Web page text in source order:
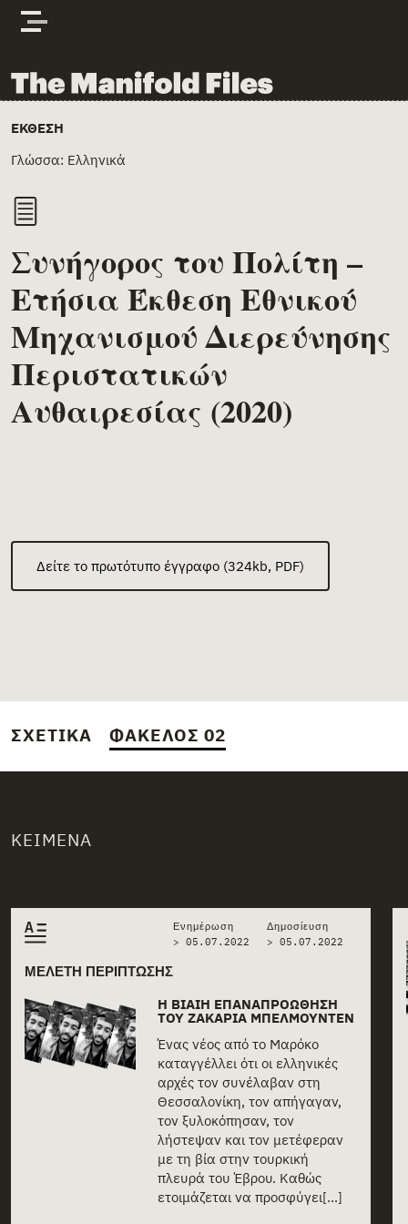
Skip to content
The Manifold Files
Main Page Content
ΕΚΘΕΣΗ
Γλώσσα: Ελληνικά
Συνήγορος του Πολίτη –
Ετήσια Έκθεση Εθνικού
Μηχανισμού Διερεύνησης
Περιστατικών
Αυθαιρεσίας (2020)
Δείτε το πρωτότυπο έγγραφο (324kb, PDF)
ΣΧΕΤΙΚΆ ΦΆΚΕΛΟΣ 02
ΚΕΊΜΕΝΑ
Related stories
ΜΕΛΈΤΗ ΠΕΡΊΠΤΩΣΗΣ
Ενημέρωση
> 05.07.2022
Δημοσίευση
> 05.07.2022
Η ΒΊΑΙΗ ΕΠΑΝΑΠΡΟΏΘΗΣΗ
ΤΟΥ ΖΑΚΑΡΊΑ ΜΠΕΛΜΟΥΝΤΈΝ
Ένας νέος από το Μαρόκο
καταγγέλλει ότι οι ελληνικές
αρχές τον συνέλαβαν στη
Θεσσαλονίκη, τον απήγαγαν,
τον ξυλοκόπησαν, τον
λήστεψαν και τον μετέφεραν
με τη βία στην τουρκική
πλευρά του Έβρου. Καθώς
ετοιμάζεται να προσφύγει[...]